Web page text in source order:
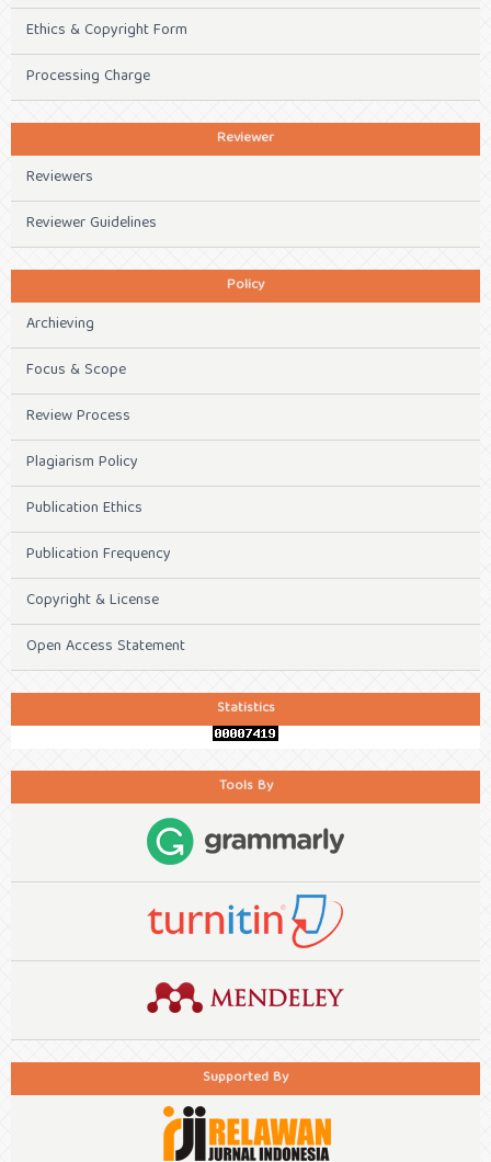
Ethics & Copyright Form
Processing Charge
Reviewer
Reviewers
Reviewer Guidelines
Policy
Archieving
Focus & Scope
Review Process
Plagiarism Policy
Publication Ethics
Publication Frequency
Copyright & License
Open Access Statement
Statistics
Tools By
Supported By